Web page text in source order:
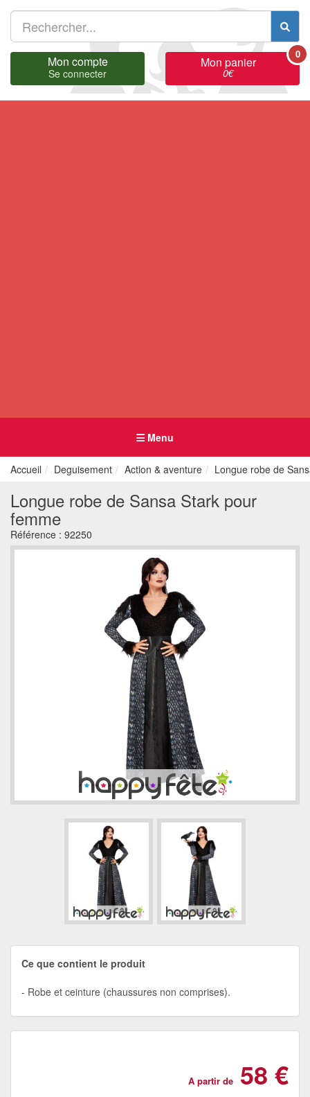
Mon compte
Se connecter
Mon panier
0€
0
Menu
Accueil Deguisement Action & aventure Longue robe de
Longue robe de Sansa Stark pour
femme
Référence : 92250
Ce que contient le produit
Robe et ceinture (chaussures non comprises).
A partir de 58 €